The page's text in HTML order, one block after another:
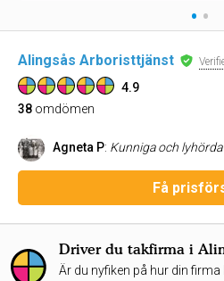
• •
Alingsås Arboristtjänst
4.9
38 omdömen
Agneta P: Kunniga och
Få
Driver du takfirma i
Är du nyfiken på hur din firma